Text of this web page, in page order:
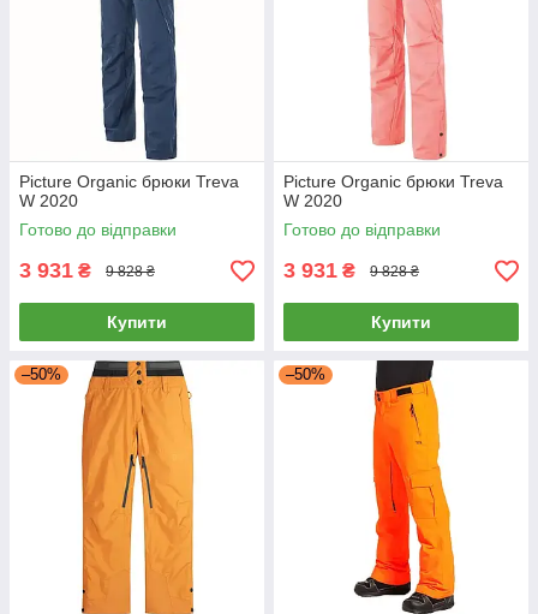
Picture Organic брюки Treva
W 2020
Готово до відправки
3 931 ₴ 9 828 ₴
Купити
Picture Organic брюки Treva
W 2020
Готово до відправки
3 931 ₴ 9 828 ₴
Купити
–50% –50%